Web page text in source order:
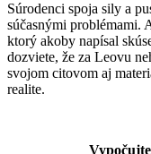
Súrodenci spoja sily a
súčasnými problémami.
ktorý akoby napísal
dozviete, že za Leovu
svojom citovom aj
realite.